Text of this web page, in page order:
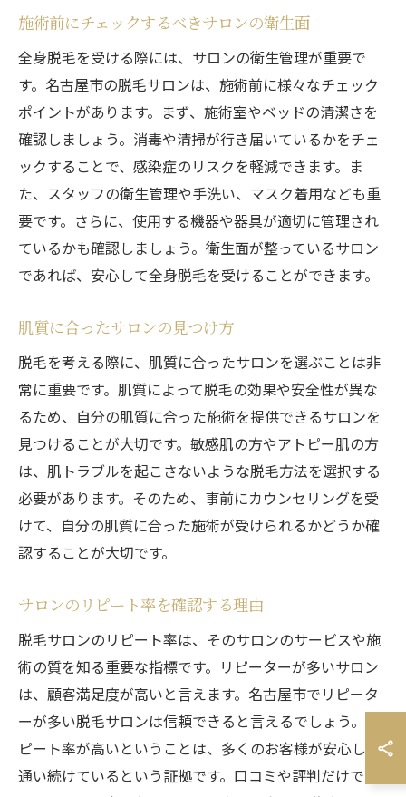
施術前にチェックするべきサロンの衛生面
全身脱毛を受ける際には、サロンの衛生管理が重要で
す。名古屋市の脱毛サロンは、施術前に様々なチェック
ポイントがあります。まず、施術室やベッドの清潔さを
確認しましょう。消毒や清掃が行き届いているかをチェ
ックすることで、感染症のリスクを軽減できます。ま
た、スタッフの衛生管理や手洗い、マスク着用なども重
要です。さらに、使用する機器や器具が適切に管理され
ているかも確認しましょう。衛生面が整っているサロン
であれば、安心して全身脱毛を受けることができます。
肌質に合ったサロンの見つけ方
脱毛を考える際に、肌質に合ったサロンを選ぶことは非
常に重要です。肌質によって脱毛の効果や安全性が異な
るため、自分の肌質に合った施術を提供できるサロンを
見つけることが大切です。敏感肌の方やアトピー肌の方
は、肌トラブルを起こさないような脱毛方法を選択する
必要があります。そのため、事前にカウンセリングを受
けて、自分の肌質に合った施術が受けられるかどうか確
認することが大切です。
サロンのリピート率を確認する理由
脱毛サロンのリピート率は、そのサロンのサービスや施
術の質を知る重要な指標です。リピーターが多いサロン
は、顧客満足度が高いと言えます。名古屋市でリピータ
ーが多い脱毛サロンは信頼できると言えるでしょう。リ
ピート率が高いということは、多くのお客様が安心して
通い続けているという証拠です。口コミや評判だけでな